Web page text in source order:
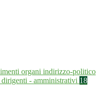
organi indirizzo-politico
- amministrativi 18